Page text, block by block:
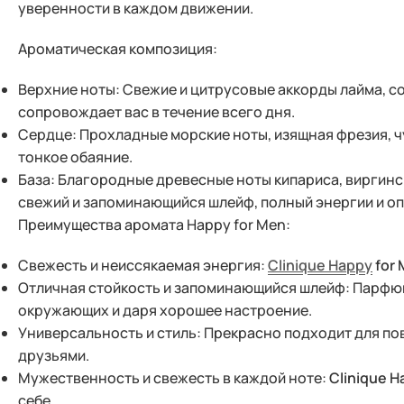
уверенности в каждом движении.
Ароматическая композиция:
Верхние ноты: Свежие и цитрусовые аккорды лайма,
сопровождает вас в течение всего дня.
Сердце: Прохладные морские ноты, изящная фрезия,
тонкое обаяние.
База: Благородные древесные ноты кипариса,
свежий и запоминающийся шлейф, полный энергии и
Преимущества аромата Happy for Men:
Свежесть и неиссякаемая энергия:Clinique Happyfor
Отличная стойкость и запоминающийся шлейф:
окружающих и даря хорошее настроение.
Универсальность и стиль: Прекрасно подходит для
друзьями.
Мужественность и свежесть в каждой ноте:Clinique
себе.